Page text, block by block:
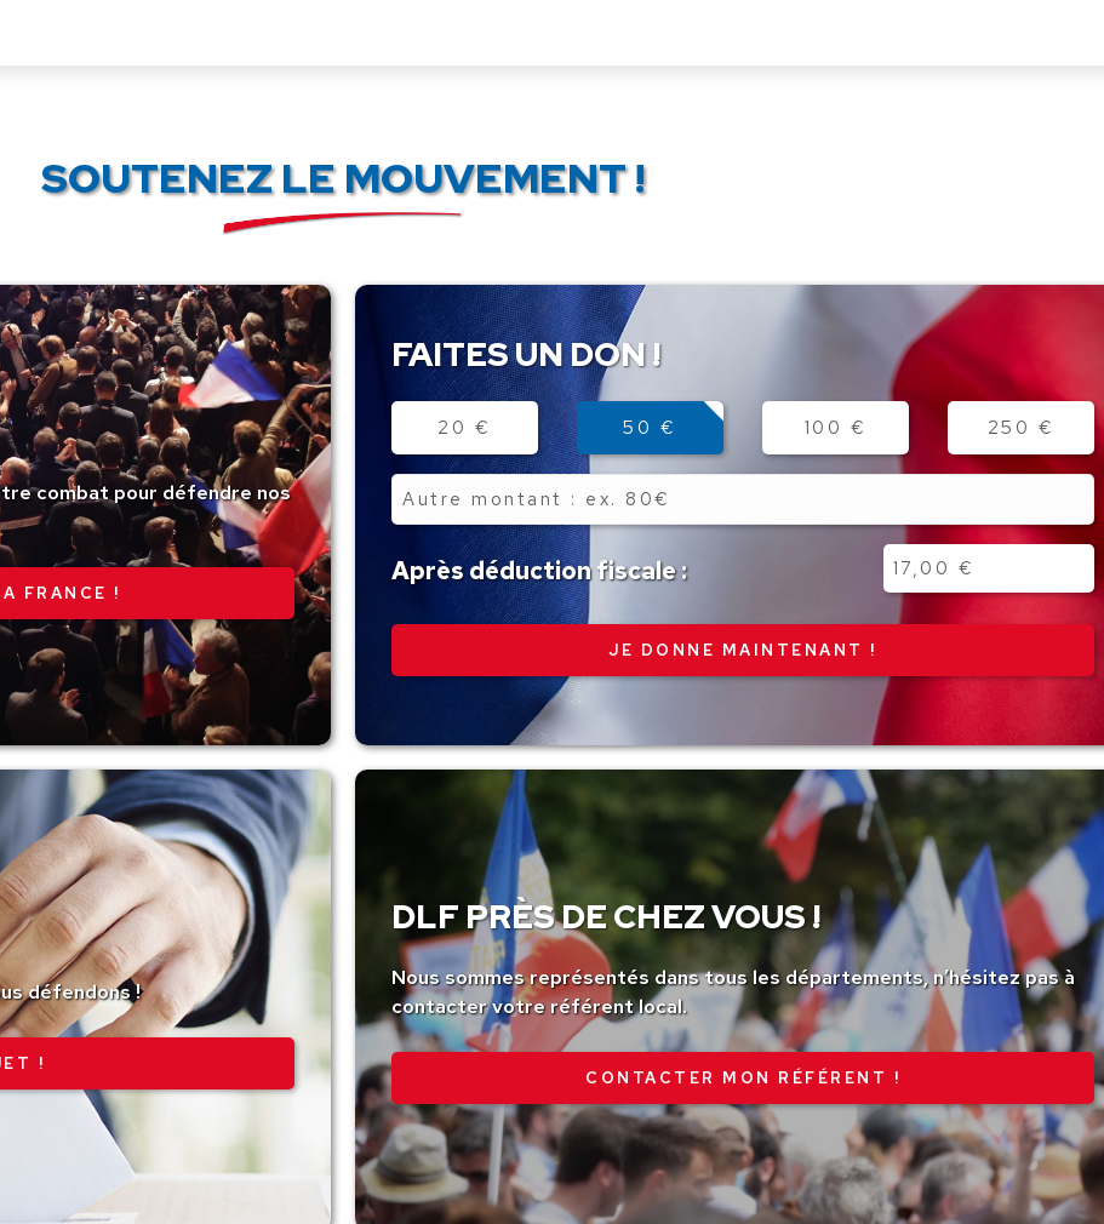
SOUTENEZ LE MOUVEMENT !
combat pour défendre nos
FRANCE !
FAITES UN DON !
Montant
20 € 50 € 100 € 250 €
Autre
montant
Après déduction fiscale :
défendons !
!
DLF PRÈS DE CHEZ VOUS !
Nous sommes représentés dans tous les départements, n’hésitez pas à
contacter votre référent local.
CONTACTER MON RÉFÉRENT !